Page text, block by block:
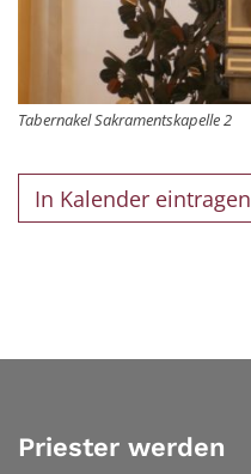
Tabernakel Sakramentskapelle 2
In Kalender eintragen
Priester werden